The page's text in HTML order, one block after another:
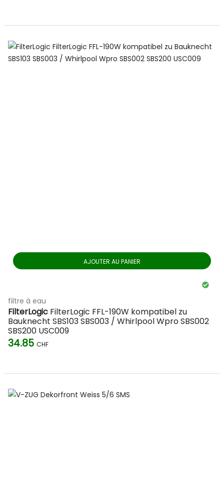
AJOUTER AU PANIER
filtre à eau
FilterLogic FilterLogic FFL-190W kompatibel zu
Bauknecht SBS103 SBS003 / Whirlpool Wpro SBS002
SBS200 USC009
34.85 CHF